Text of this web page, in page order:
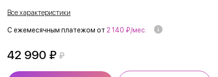
Все характеристики
С ежемесячным платежом от 2 140 ₽/мес.
42 990